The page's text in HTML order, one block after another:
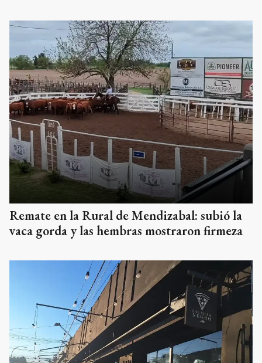
Remate en la Rural de Mendizabal: subió la
vaca gorda y las hembras mostraron firmeza